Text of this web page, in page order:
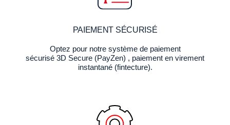
PAIEMENT SÉCURISÉ
Optez pour notre système de paiement
sécurisé 3D Secure (PayZen) , paiement en virement
instantané (fintecture).